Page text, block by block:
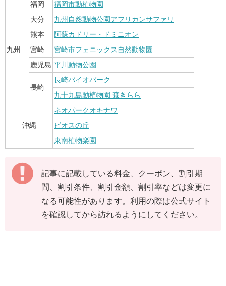
九州
福岡
福岡市動植物園
大分
九州自然動物公園アフリカンサファリ
熊本
阿蘇カドリー・ドミニオン
宮崎
宮崎市フェニックス自然動物園
鹿児島 平川動物公園
長崎
長崎バイオパーク
九十九島動植物園 森きらら
沖縄
ネオパークオキナワ
ビオスの丘
東南植物楽園
記事に記載している料金、クーポン、割引期
間、割引条件、割引金額、割引率などは変更に
なる可能性があります。利用の際は公式サイト
を確認してから訪れるようにしてください。